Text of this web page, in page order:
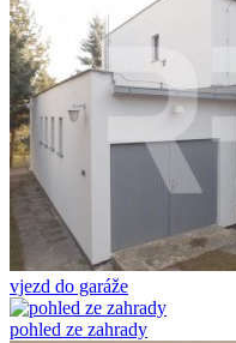
vjezd do garáže
pohled ze zahrady